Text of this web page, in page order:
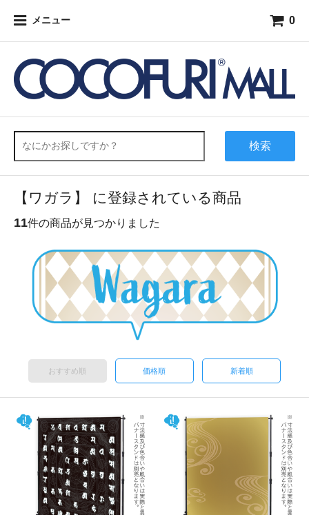
メニュー 0
検索
【ワガラ】 に登録されている商品
11件の商品が見つかりました
おすすめ順 価格順 新着順